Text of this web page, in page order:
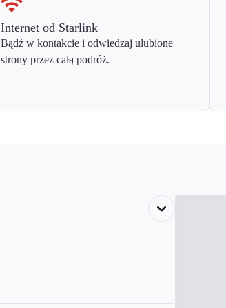
Internet od Starlink
Bądź w kontakcie i odwiedzaj ulubione
strony przez całą podróż.